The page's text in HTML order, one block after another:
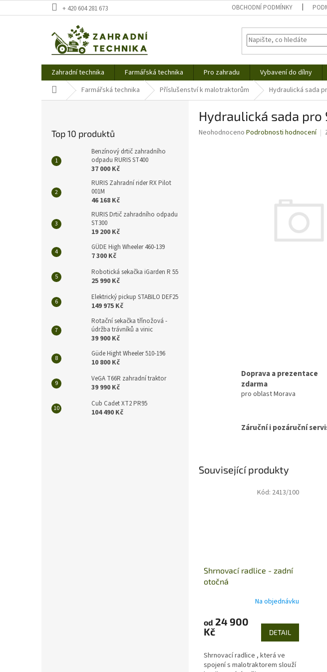
na
+ 420 604 281 673 OBCHODNÍ PODMÍNKY
Zahradní technika Farmářská technika Pro zahradu Vybavení do dílny
Domů Farmářská technika Příslušenství k malotraktorům Hydraulická sada
Top 10 produktů
Benzínový drtič zahradního
odpadu RURIS ST400
37 000 Kč
RURIS Zahradní rider RX Pilot
001M
46 168 Kč
RURIS Drtič zahradního odpadu
ST300
19 200 Kč
GÜDE High Wheeler 460-139
7 300 Kč
Robotická sekačka iGarden R 55
25 990 Kč
Elektrický pickup STABILO DEF25
149 975 Kč
Rotační sekačka třínožová -
údržba trávníků a vinic
39 900 Kč
Güde Hight Wheeler 510-196
10 800 Kč
VeGA T66R zahradní traktor
39 990 Kč
Cub Cadet XT2 PR95
104 490 Kč
Hydraulická sada pro
Průměrné
Neohodnoceno Podrobnosti hodnocení
Doprava a prezentace
zdarma
pro oblast Morava
Záruční i pozáruční
Související produkty
Shrnovací radlice - zadní
otočná
Na objednávku
od 24 900
Kč
DETAIL
Shrnovací radlice , která ve
spojení s malotraktorem slouží
Kód: 2413/100